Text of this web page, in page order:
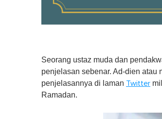
Seorang ustaz muda dan
penjelasan sebenar. Ad-dien atau
penjelasannya di laman Twitter
Ramadan.